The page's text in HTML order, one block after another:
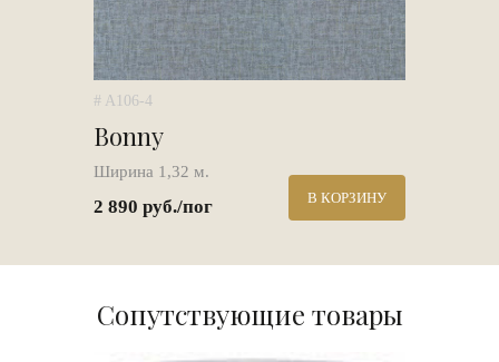
# A106-4
Bonny
Ширина 1,32 м.
2 890 руб./пог В КОРЗИНУ
Сопутствующие товары